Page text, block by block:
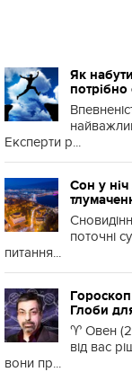
Як
потрібно
Експерти р...
Сон у
поточні
питання...
Глоби
♈️ Овен
від вас
вони пр...